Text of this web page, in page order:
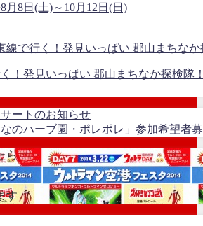
8日(土)～10月12日(日)
く！発見いっぱい 郡山まちなか探検隊
ートのお知らせ
のハーブ園・ポレポレ」参加希望者
ら
す